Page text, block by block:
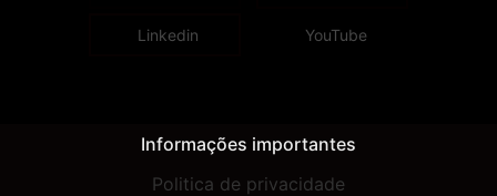
Linkedin YouTube
Informações importantes
Politica de privacidade